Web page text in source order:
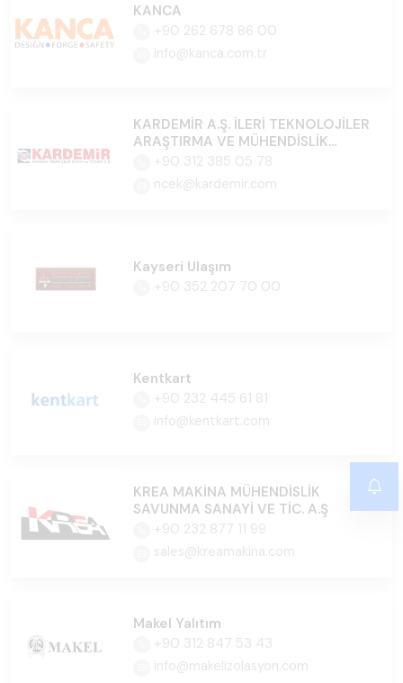
KANCA
+90 262 678 86 00
info@kanca.com.tr
KARDEMİR A.Ş. İLERİ TEKNOLOJİLER
ARAŞTIRMA VE MÜHENDİSLİK
MERKEZİ
+90 312 385 05 78
ncek@kardemir.com
Kayseri Ulaşım
+90 352 207 70 00
Kentkart
+90 232 445 61 81
info@kentkart.com
KREA MAKİNA MÜHENDİSLİK
SAVUNMA SANAYİ VE TİC. A.Ş
+90 232 877 11 99
sales@kreamakina.com
Makel Yalıtım
+90 312 847 53 43
info@makelizolasyon.com